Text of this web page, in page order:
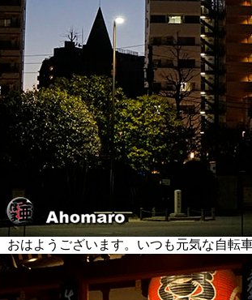
おはようございます。いつも元気な自転